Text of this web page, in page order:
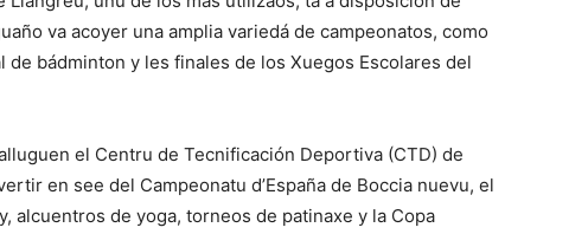
va acoyer una amplia variedá de campeonatos, como
bádminton y les finales de los Xuegos Escolares del
el Centru de Tecnificación Deportiva (CTD) de
en see del Campeonatu d’España de Boccia nuevu, el
alcuentros de yoga, torneos de patinaxe y la Copa